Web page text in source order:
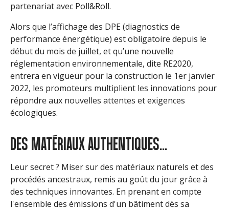
partenariat avec Poll&Roll.
Alors que l’affichage des DPE (diagnostics de
performance énergétique) est obligatoire depuis le
début du mois de juillet, et qu’une nouvelle
réglementation environnementale, dite RE2020,
entrera en vigueur pour la construction le 1er janvier
2022, les promoteurs multiplient les innovations pour
répondre aux nouvelles attentes et exigences
écologiques.
DES MATÉRIAUX AUTHENTIQUES...
Leur secret ? Miser sur des matériaux naturels et des
procédés ancestraux, remis au goût du jour grâce à
des techniques innovantes. En prenant en compte
l'ensemble des émissions d'un bâtiment dès sa